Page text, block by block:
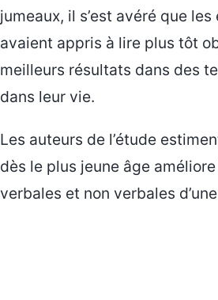
jumeaux, il s’est avéré que
avaient appris à lire plus tôt
meilleurs résultats dans des
dans leur vie.
Les auteurs de l’étude
dès le plus jeune âge
verbales et non verbales